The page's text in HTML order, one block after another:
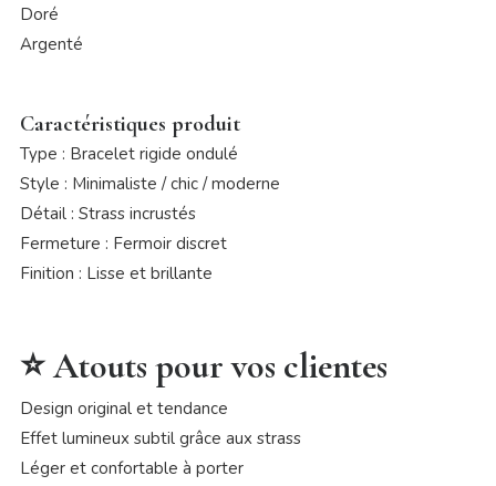
Doré
Argenté
Caractéristiques produit
Type : Bracelet rigide ondulé
Style : Minimaliste / chic / moderne
Détail : Strass incrustés
Fermeture : Fermoir discret
Finition : Lisse et brillante
⭐ Atouts pour vos clientes
Design original et tendance
Effet lumineux subtil grâce aux strass
Léger et confortable à porter